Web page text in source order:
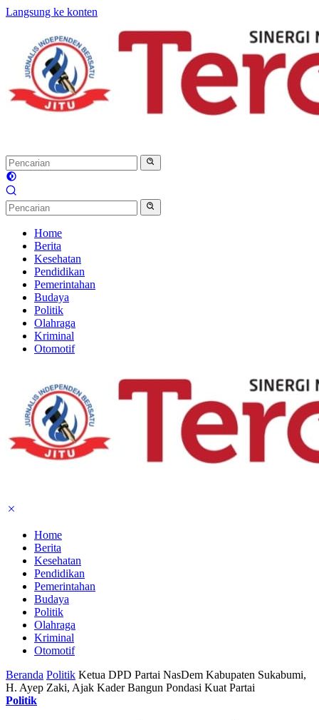
Langsung ke konten
Home
Berita
Kesehatan
Pendidikan
Pemerintahan
Budaya
Politik
Olahraga
Kriminal
Otomotif
Home
Berita
Kesehatan
Pendidikan
Pemerintahan
Budaya
Politik
Olahraga
Kriminal
Otomotif
Beranda Politik Ketua DPD Partai NasDem Kabupaten Sukabumi,
H. Ayep Zaki, Ajak Kader Bangun Pondasi Kuat Partai
Politik